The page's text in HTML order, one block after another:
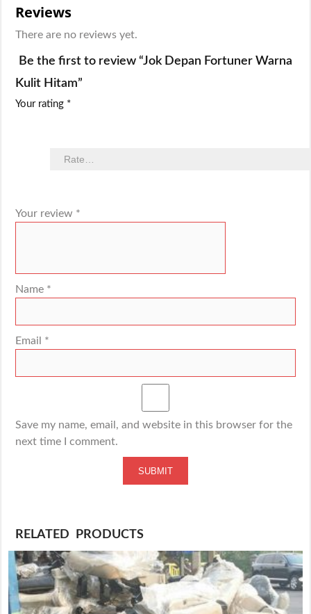
Reviews
There are no reviews yet.
Be the first to review “Jok Depan Fortuner Warna
Kulit Hitam”
Your rating *
Your review *
Name *
Email *
Save my name, email, and website in this browser for the
next time I comment.
RELATED PRODUCTS